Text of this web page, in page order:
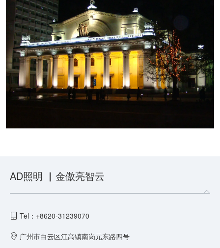
AD照明 ▏金傲亮智云
Tel：+8620-31239070
广州市白云区江高镇南岗元东路四号